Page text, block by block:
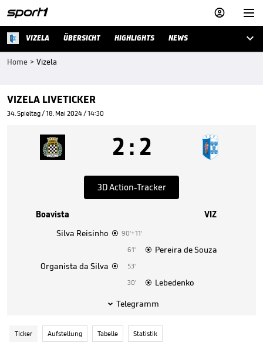


VIZELA ÜBERSICHT HIGHLIGHTS NEWS 
Home > Vizela
VIZELA LIVETICKER
34. Spieltag / 18. Mai 2024 / 14:30
2:2
3D Action-Tracker
Boavista
VIZ
Silva Reisinho  90'+11'
Pereira de Souza

61'
Organista da Silva  53'
Lebedenko

30'
 Telegramm
Ticker Aufstellung Tabelle Statistik